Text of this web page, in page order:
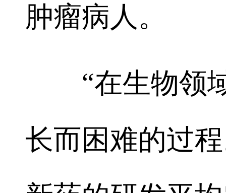
肿瘤病人。
“在生物领域
长而困难的过